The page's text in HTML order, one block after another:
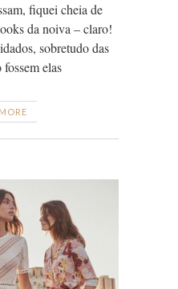
fiquei cheia de
da noiva – claro!
sobretudo das
elas